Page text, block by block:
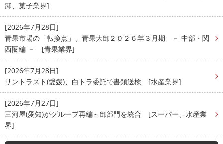
卸、菓子業界]
[2026年7月28日]
青果市場の「転換点」、青果大卸２０２６年３月期 － 中部・関
西圏編 － [青果業界]
[2026年7月28日]
サントラスト(愛媛)、白トラ委託で書類送検 [水産業界]
[2026年7月27日]
三河屋(愛知)がグループ再編～卸部門を統合 [スーパー、水産業
界]